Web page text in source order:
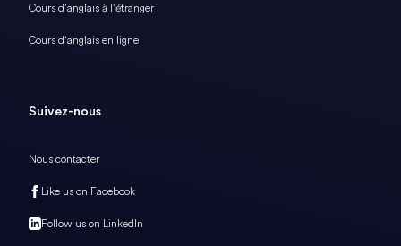
Cours d’anglais à l’étranger
Cours d’anglais en ligne
Suivez-nous
Nous contacter
Like us on Facebook
Follow us on LinkedIn